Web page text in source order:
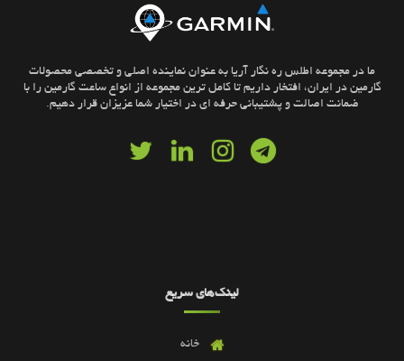
ما در مجموعه اطلس ره نگار آریا به عنوان نماینده اصلی و تخصصی محصولات
گارمین در ایران، افتخار داریم تا کامل ترین مجموعه از انواع ساعت گارمین را با
ضمانت اصالت و پشتیبانی حرفه ای در اختیار شما عزیزان قرار دهیم.
لینک‌های سریع
خانه